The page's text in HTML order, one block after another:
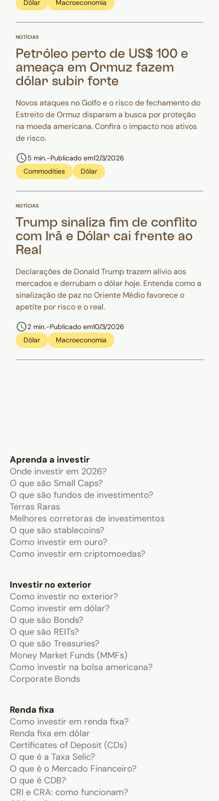
Dólar Macroeconomia
NOTÍCIAS
Petróleo perto de US$ 100 e
ameaça em Ormuz fazem
dólar subir forte
Novos ataques no Golfo e o risco de fechamento do
Estreito de Ormuz disparam a busca por proteção
na moeda americana. Confira o impacto nos ativos
de risco.
5 min.-Publicado em12/3/2026
Commodities
Dólar
NOTÍCIAS
Trump sinaliza fim de conflito
com Irã e Dólar cai frente ao
Real
Declarações de Donald Trump trazem alívio aos
mercados e derrubam o dólar hoje. Entenda como a
sinalização de paz no Oriente Médio favorece o
apetite por risco e o real.
2 min.-Publicado em10/3/2026
Dólar
Macroeconomia
Aprenda a investir
Onde investir em 2026?
O que são Small Caps?
O que são fundos de investimento?
Terras Raras
Melhores corretoras de investimentos
O que são stablecoins?
Como investir em ouro?
Como investir em criptomoedas?
Investir no exterior
Como investir no exterior?
Como investir em dólar?
O que são Bonds?
O que são REITs?
O que são Treasuries?
Money Market Funds (MMFs)
Como investir na bolsa americana?
Corporate Bonds
Renda fixa
Como investir em renda fixa?
Renda fixa em dólar
Certificates of Deposit (CDs)
O que é a Taxa Selic?
O que é o Mercado Financeiro?
O que é CDB?
CRI e CRA: como funcionam?